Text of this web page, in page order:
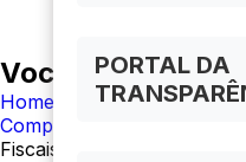
PORTAL DA
Você está
Home
Compras
Fiscais de Contratos